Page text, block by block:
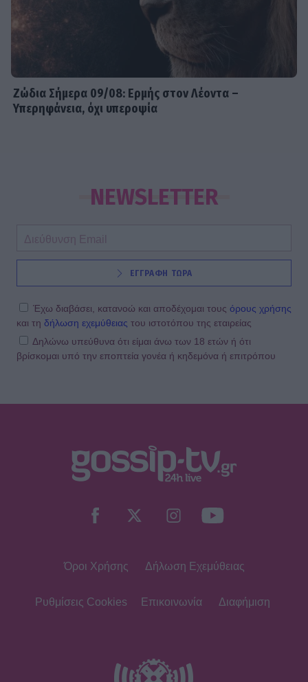
Ζώδια Σήμερα 09/08: Ερμής στον Λέοντα –
Υπερηφάνεια, όχι υπεροψία
NEWSLETTER
ΕΓΓΡΑΦΗ ΤΩΡΑ
Έχω διαβάσει, κατανοώ και αποδέχομαι τους όρους χρήσης
και τη δήλωση εχεμύθειας του ιστοτόπου της εταιρείας
Δηλώνω υπεύθυνα ότι είμαι άνω των 18 ετών ή ότι
βρίσκομαι υπό την εποπτεία γονέα ή κηδεμόνα ή επιτρόπου
Όροι Χρήσης Δήλωση Εχεμύθειας
Ρυθμίσεις Cookies Επικοινωνία Διαφήμιση